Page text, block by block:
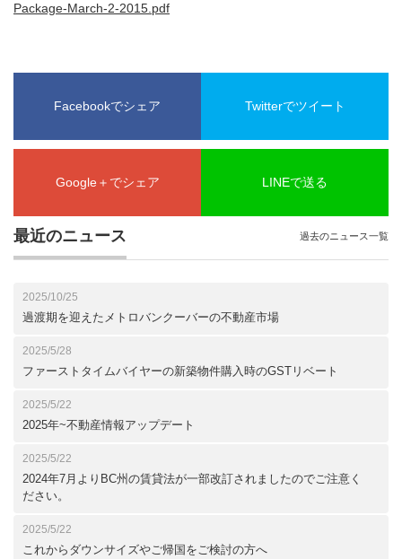
Package-March-2-2015.pdf
Facebookでシェア Twitterでツイート
Google＋でシェア LINEで送る
最近のニュース
2025/10/25
過渡期を迎えたメトロバンクーバーの不動産市場
2025/5/28
ファーストタイムバイヤーの新築物件購入時のGSTリベート
2025/5/22
2025年~不動産情報アップデート
2025/5/22
2024年7月よりBC州の賃貸法が一部改訂されましたのでご注意く
ださい。
2025/5/22
これからダウンサイズやご帰国をご検討の方へ
過去のニュース一覧